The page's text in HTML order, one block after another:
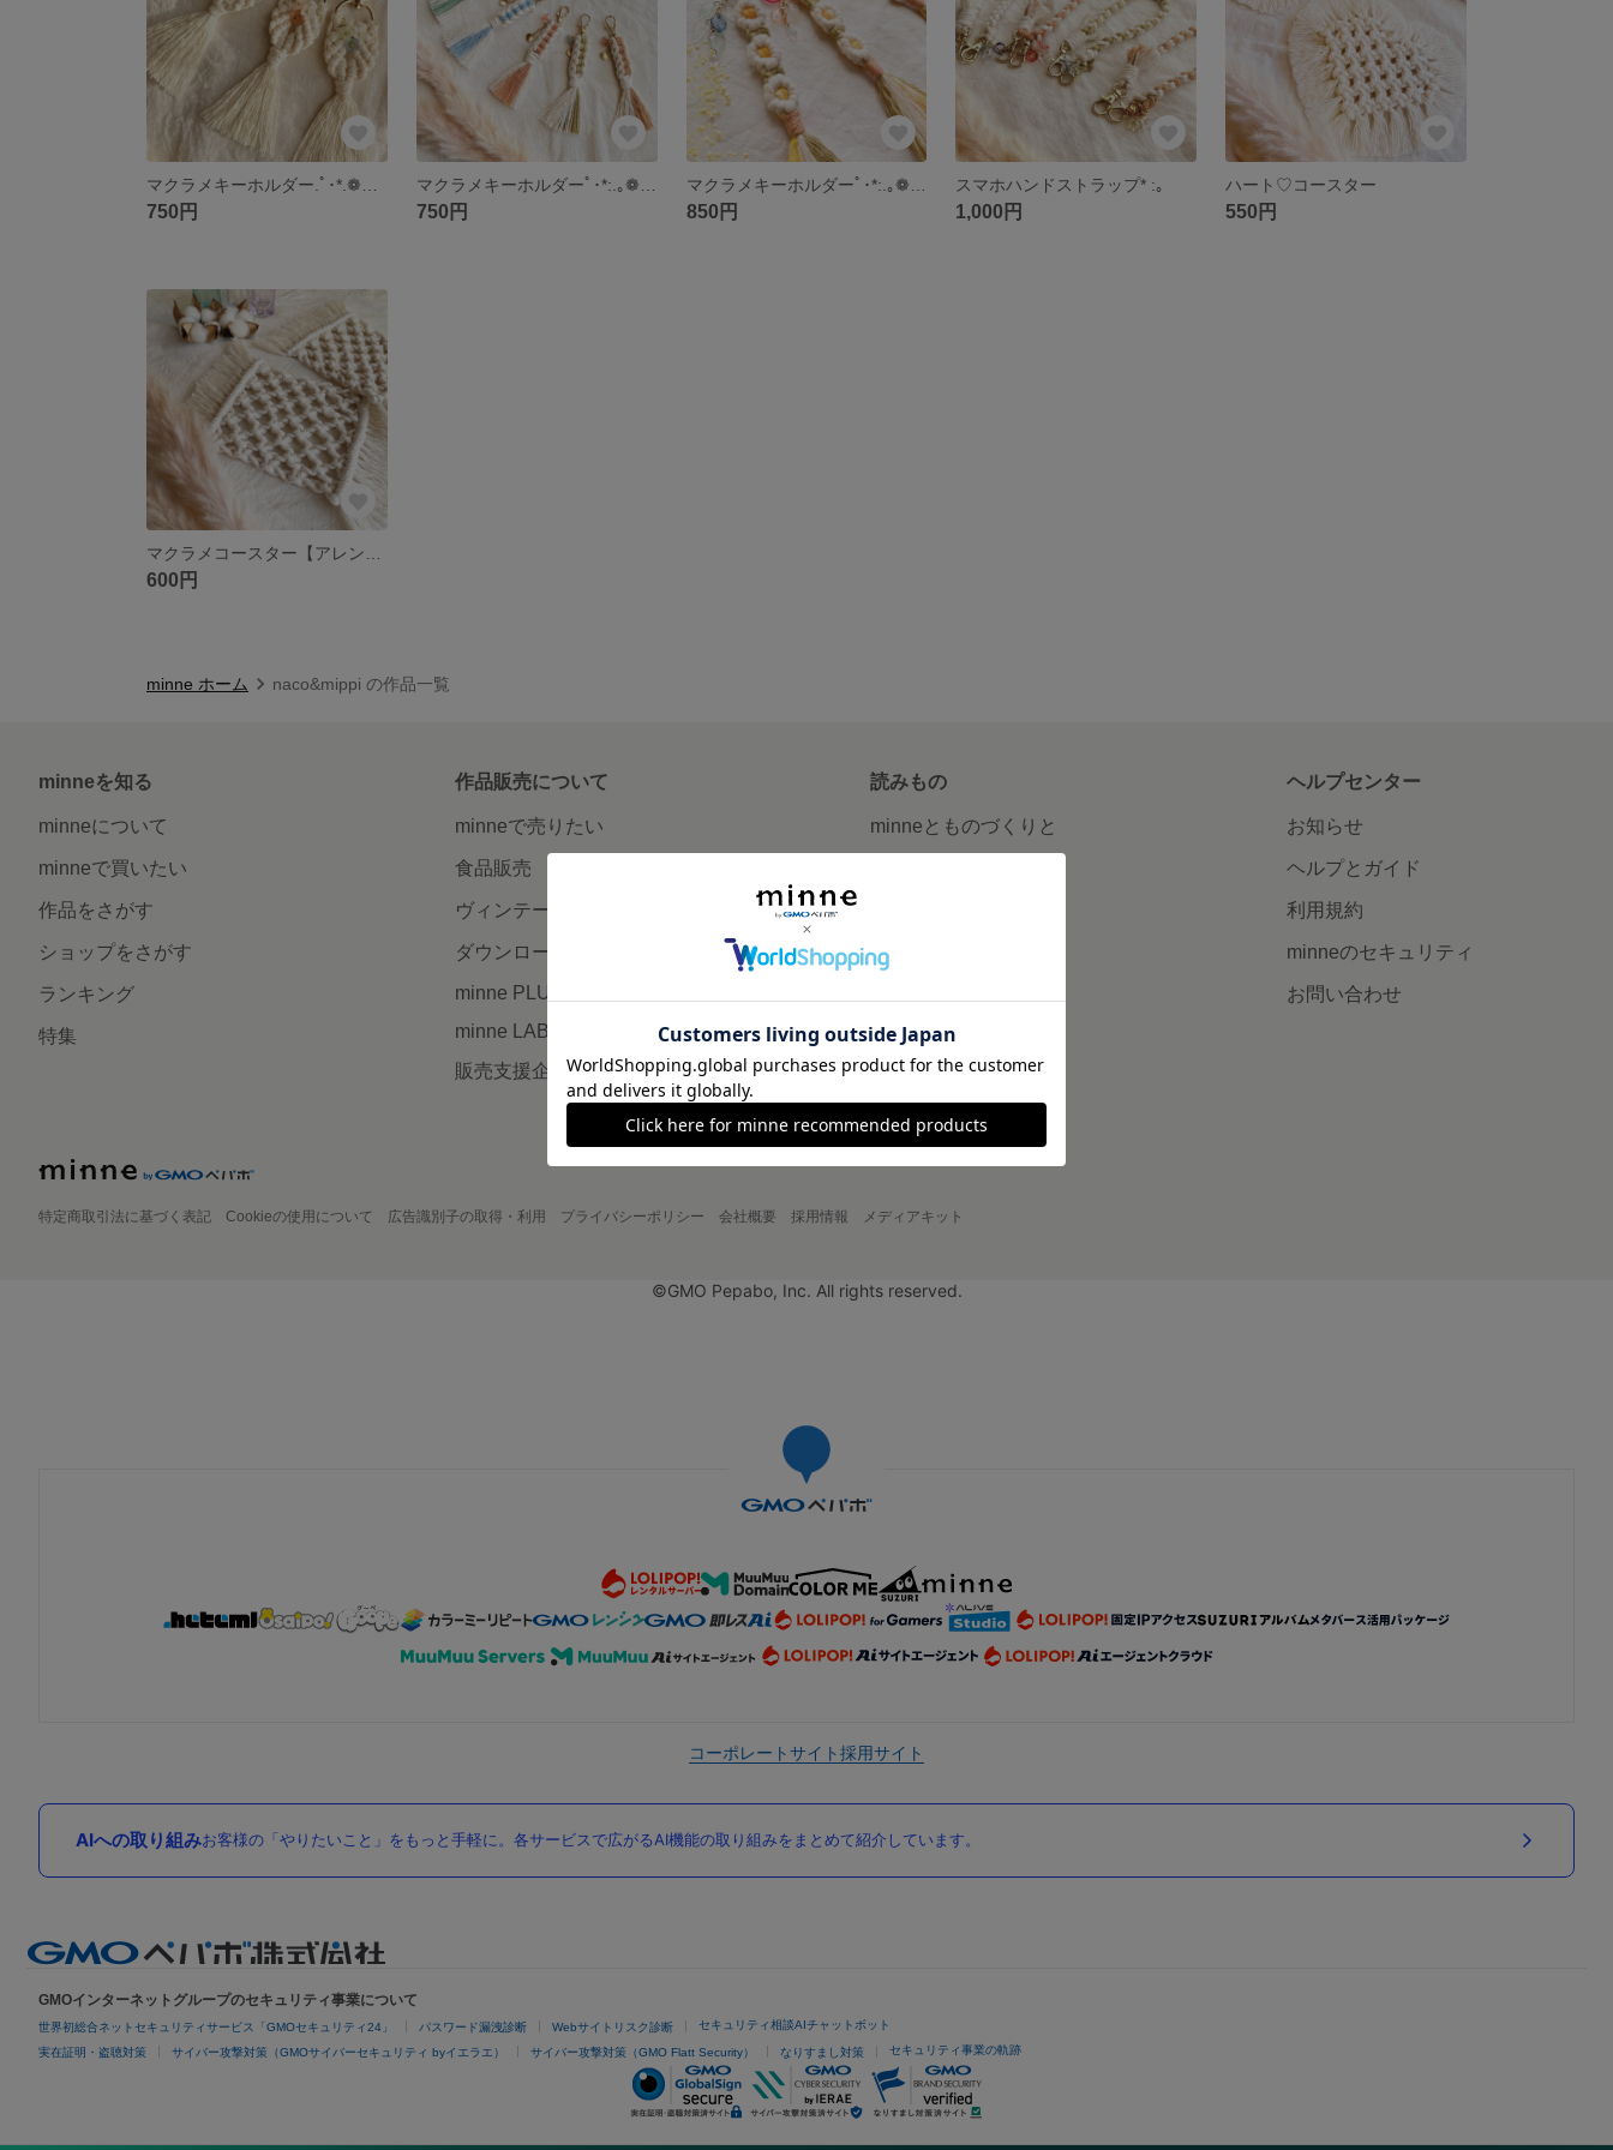
750円 750円 850円
スマホハンドストラップ* :｡
1,000円
ハート♡コースター
550円
600円
minne ホーム naco&mippi の作品一覧
minneを知る
minneについて
minneで買いたい
作品をさがす
ショップをさがす
ランキング
特集
作品販売について
minneで売りたい
食品販売
ヴィンテージ販売
ダウンロード販売
minne PLUS
minne LAB
販売支援企画・イベント
読みもの
minneとものづくりと
minneの本
広告出稿について
ヘルプセンター
お知らせ
ヘルプとガイド
利用規約
minneのセキュリティ
お問い合わせ
特定商取引法に基づく表記 Cookieの使用について 広告識別子の取得・利用 プライバシーポリシー 会社概要 採用情報 メディアキット
©GMO Pepabo, Inc. All rights reserved.
コーポレートサイト採用サイト
AIへの取り組みお客様の「やりたいこと」をもっと手軽に。各サービスで広がるAI機能の取り組みをまとめて紹介しています。
GMOインターネットグループのセキュリティ事業について
世界初総合ネットセキュリティサービス「GMOセキュリティ24」 パスワード漏洩診断 Webサイトリスク診断 セキュリティ相談AIチャットボット
実在証明・盗聴対策 サイバー攻撃対策（GMOサイバーセキュリティ byイエラエ） サイバー攻撃対策（GMO Flatt Security） なりすまし対策 セキュリティ事業の軌跡